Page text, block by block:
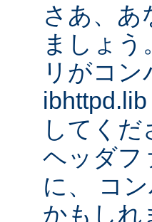
さあ、あ
ましょ
リがコ
してく
ヘッダフ
に、 コ
かもしれ